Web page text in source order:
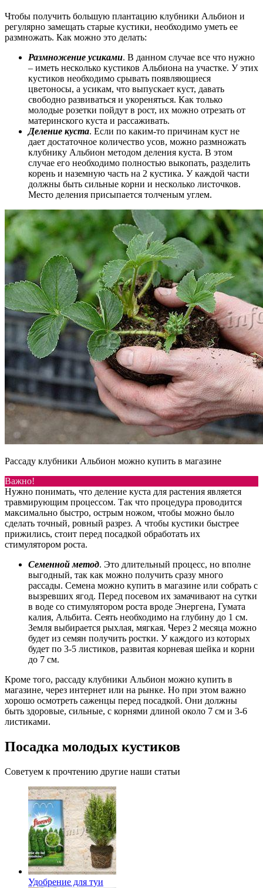
Чтобы получить большую плантацию клубники Альбион и
регулярно замещать старые кустики, необходимо уметь ее
размножать. Как можно это делать:
Размножение усиками. В данном случае все что нужно
– иметь несколько кустиков Альбиона на участке. У этих
кустиков необходимо срывать появляющиеся
цветоносы, а усикам, что выпускает куст, давать
свободно развиваться и укореняться. Как только
молодые розетки пойдут в рост, их можно отрезать от
материнского куста и рассаживать.
Деление куста. Если по каким-то причинам куст не
дает достаточное количество усов, можно размножать
клубнику Альбион методом деления куста. В этом
случае его необходимо полностью выкопать, разделить
корень и наземную часть на 2 кустика. У каждой части
должны быть сильные корни и несколько листочков.
Место деления присыпается толченым углем.
Рассаду клубники Альбион можно купить в магазине
Важно!
Нужно понимать, что деление куста для растения является
травмирующим процессом. Так что процедура проводится
максимально быстро, острым ножом, чтобы можно было
сделать точный, ровный разрез. А чтобы кустики быстрее
прижились, стоит перед посадкой обработать их
стимулятором роста.
Семенной метод. Это длительный процесс, но вполне
выгодный, так как можно получить сразу много
рассады. Семена можно купить в магазине или собрать с
вызревших ягод. Перед посевом их замачивают на сутки
в воде со стимулятором роста вроде Энергена, Гумата
калия, Альбита. Сеять необходимо на глубину до 1 см.
Земля выбирается рыхлая, мягкая. Через 2 месяца можно
будет из семян получить ростки. У каждого из которых
будет по 3-5 листиков, развитая корневая шейка и корни
до 7 см.
Кроме того, рассаду клубники Альбион можно купить в
магазине, через интернет или на рынке. Но при этом важно
хорошо осмотреть саженцы перед посадкой. Они должны
быть здоровые, сильные, с корнями длиной около 7 см и 3-6
листиками.
Посадка молодых кустиков
Советуем к прочтению другие наши статьи
Удобрение для туи